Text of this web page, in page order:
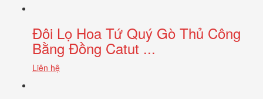
Đôi Lọ Hoa Tứ Quý Gò Thủ Công
Bằng Đồng Catut ...
Liên hệ